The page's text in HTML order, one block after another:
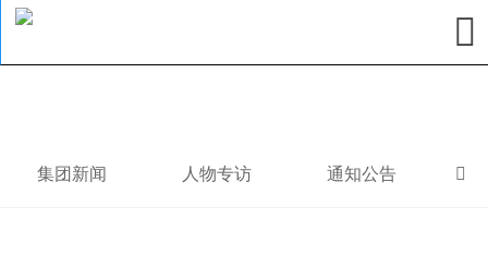

集团新闻 人物专访 通知公告 